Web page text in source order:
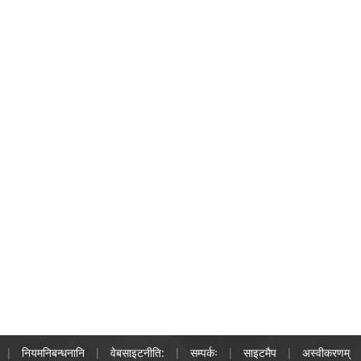
नियमनिबन्धनानि वेबसाइटनीति: सम्पर्कः साइटमैप अस्वीकरणम्